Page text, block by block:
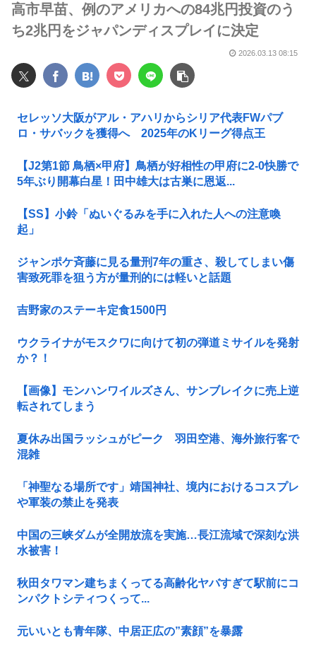
高市早苗、例のアメリカへの84兆円投資のう
ち2兆円をジャパンディスプレイに決定
2026.03.13 08:15
セレッソ大阪がアル・アハリからシリア代表FWパブ
ロ・サバックを獲得へ 2025年のKリーグ得点王
【J2第1節 鳥栖×甲府】鳥栖が好相性の甲府に2-0快勝で
5年ぶり開幕白星！田中雄大は古巣に恩返...
【SS】小鈴「ぬいぐるみを手に入れた人への注意喚
起」
ジャンポケ斉藤に見る量刑7年の重さ、殺してしまい傷
害致死罪を狙う方が量刑的には軽いと話題
吉野家のステーキ定食1500円
ウクライナがモスクワに向けて初の弾道ミサイルを発射
か？！
【画像】モンハンワイルズさん、サンブレイクに売上逆
転されてしまう
夏休み出国ラッシュがピーク 羽田空港、海外旅行客で
混雑
「神聖なる場所です」靖国神社、境内におけるコスプレ
や軍装の禁止を発表
中国の三峡ダムが全開放流を実施…長江流域で深刻な洪
水被害！
秋田タワマン建ちまくってる高齢化ヤバすぎて駅前にコ
ンパクトシティつくって...
元いいとも青年隊、中居正広の”素顔”を暴露